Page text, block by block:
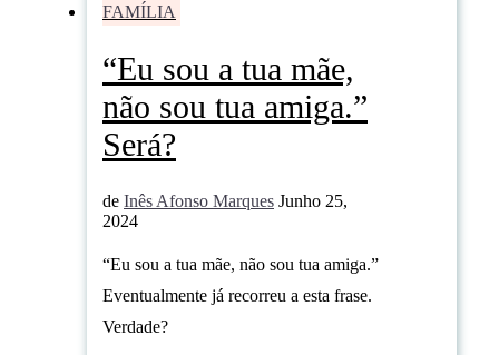
FAMÍLIA
“Eu sou a tua mãe,
não sou tua amiga.”
Será?
de Inês Afonso Marques Junho 25,
2024
“Eu sou a tua mãe, não sou tua amiga.”
Eventualmente já recorreu a esta frase.
Verdade?